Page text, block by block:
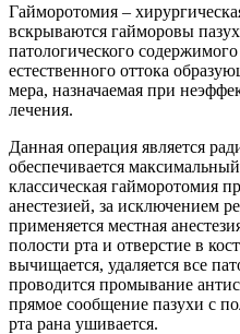
Гайморотомия –
вскрываются гайморовы
патологического
естественного оттока
мера, назначаемая при
лечения.
Данная операция является
обеспечивается
классическая гайморотомия
анестезией, за исключением
применяется местная
полости рта и отверстие в
вычищается, удаляется все
проводится промывание
прямое сообщение пазухи с
рта рана ушивается.